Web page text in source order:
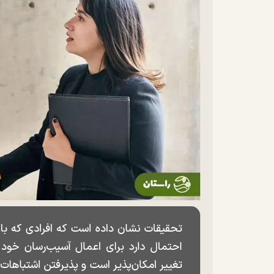
تحقیقات نشان داده است که افرادی که
احتمال دارد برای اعمال آسیب‌رسان
تغییر امکان‌پذیر است و پذیرفتن